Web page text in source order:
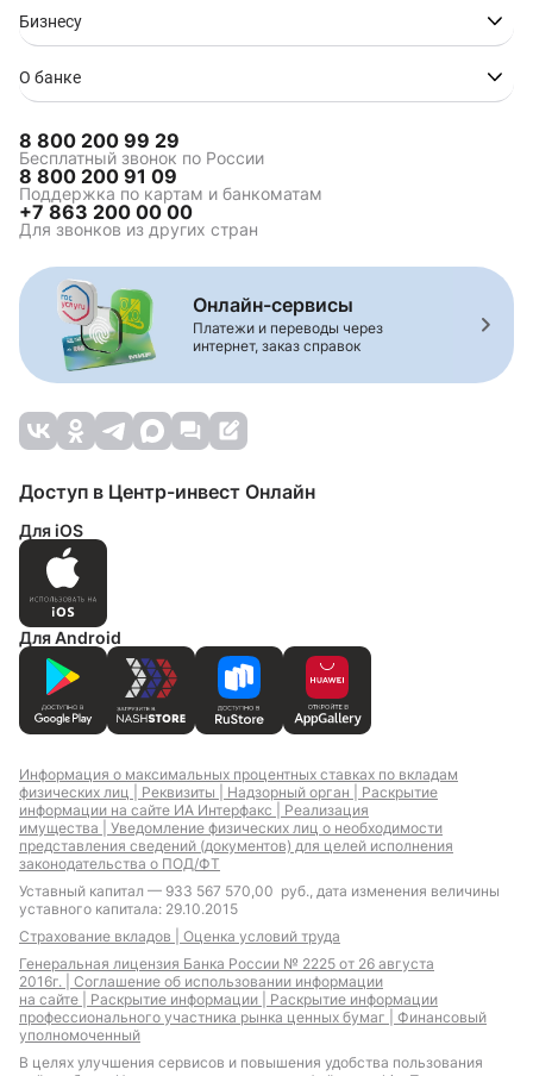
Бизнесу
О банке
8 800 200 99 29
Бесплатный звонок по России
8 800 200 91 09
Поддержка по картам и банкоматам
+7 863 200 00 00
Для звонков из других стран
Онлайн-сервисы
Платежи и переводы через
интернет, заказ справок
Доступ в Центр-инвест Онлайн
Для iOS
Для Android
Информация о максимальных процентных ставках по вкладам
физических лиц | Реквизиты | Надзорный орган | Раскрытие
информации на сайте ИА Интерфакс | Реализация
имущества | Уведомление физических лиц о необходимости
представления сведений (документов) для целей исполнения
законодательства о ПОД/ФТ
Уставный капитал — 933 567 570,00 руб., дата изменения величины
уставного капитала: 29.10.2015
Страхование вкладов | Оценка условий труда
Генеральная лицензия Банка России № 2225 от 26 августа
2016г. | Соглашение об использовании информации
на сайте | Раскрытие информации | Раскрытие информации
профессионального участника рынка ценных бумаг | Финансовый
уполномоченный
В целях улучшения сервисов и повышения удобства пользования